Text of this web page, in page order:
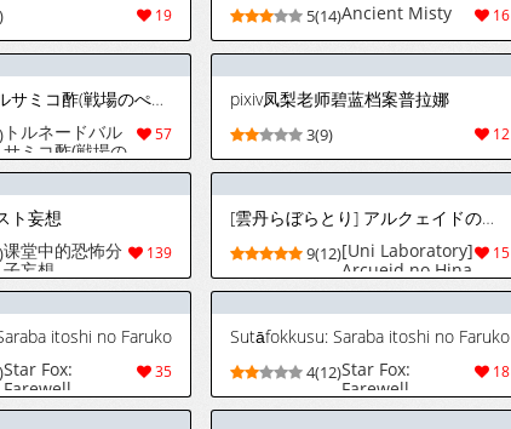
19 16
5(14)Ancient Misty
トルネードバルサミコ酢(戦場のぺんつ)·全知全能のParadoxⅠ（明日方舟同人漫画·拉特兰C汉化组）
57
トルネードバル
サミコ酢(戦場の
ぺんつ)·全知全能
のParadoxⅠ（明
日方舟同人漫画·
拉特兰C汉化组）
pixiv凤梨老师碧蓝档案普拉娜
12
3(9)
ト妄想
139
课堂中的恐怖分
子妄想
[雲丹らぼらとり] アルクェイドの雛祭り (月姫) [英訳]
15
9(12)[Uni Laboratory]
Arcueid no Hina
Matsuri |
Arcueid's Hina
Festival
(Tsukihime)
[English]
[ianuela]
itoshi no Faruko
35
Star Fox:
Farewell,
Beloved Falco
Sutāfokkusu: Saraba itoshi no Faruko
18
4(12)Star Fox:
Farewell,
Beloved Falco